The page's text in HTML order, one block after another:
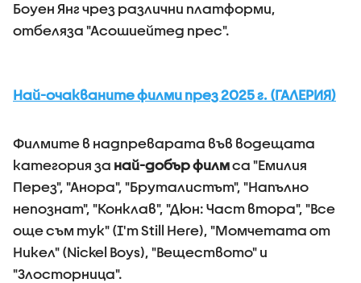
Боуен Янг чрез различни платформи,
отбеляза "Асошиейтед прес".
Най-очакваните филми през 2025 г. (ГАЛЕРИЯ)
Филмите в надпреварата във водещата
категория за най-добър филмса "Емилия
Перез", "Анора", "Бруталистът", "Напълно
непознат", "Конклав", "Дюн: Част втора", "Все
още съм тук" (I'm Still Here), "Момчетата от
Никел" (Nickel Boys), "Веществото" и
"Злосторница".